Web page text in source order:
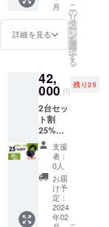
含む合
計金額
に対す
→25,20
0円
(税・送
料込）
【内
VOCA
MAX ×
1台 付
属ケー
ス×1個
充電器
×1個 日
本語マ
ニュア
ル × 1個
※ 割引
率は販
売予定
価格に
月
詳細を見る
こ
の
リ
タ
ー
ン
を
選
択
す
る
42,
000 円
残り25
2台セッ
ト割
25%
OFF (限
定25名
様） 一
般販売
予定価
56,000
支援
者：
0人
お届
け予
定：
2024
年02